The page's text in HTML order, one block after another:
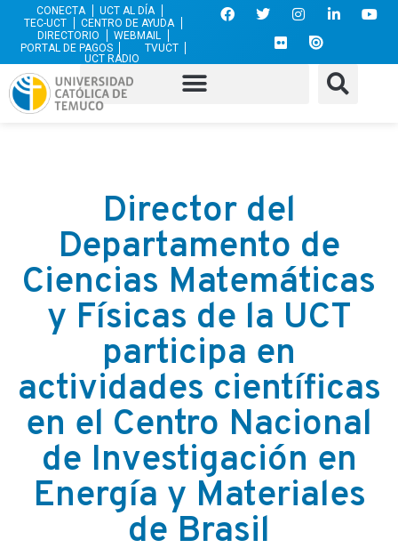
CONECTA
UCT AL DÍA
TEC-UCT
CENTRO DE AYUDA
DIRECTORIO
WEBMAIL
PORTAL DE PAGOS
TVUCT
UCT RADIO
Director del
Departamento de
Ciencias Matemáticas
y Físicas de la UCT
participa en
actividades científicas
en el Centro Nacional
de Investigación en
Energía y Materiales
de Brasil